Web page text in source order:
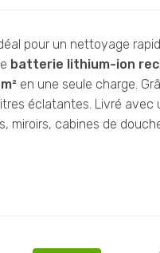
pour un nettoyage
batterie lithium-ion
en une seule charge.
éclatantes. Livré avec
miroirs, cabines de